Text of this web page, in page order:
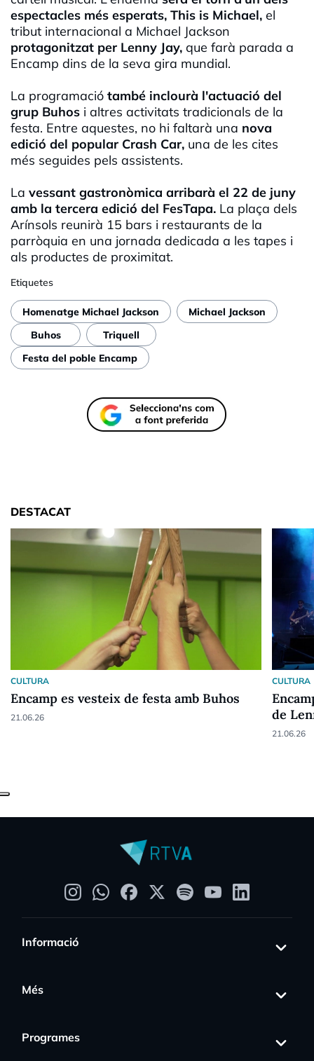
espectacles més esperats, This is Michael, el
tribut internacional a Michael Jackson
protagonitzat per Lenny Jay, que farà parada a
Encamp dins de la seva gira mundial.
La programació també inclourà l'actuació del
grup Buhos i altres activitats tradicionals de la
festa. Entre aquestes, no hi faltarà una nova
edició del popular Crash Car, una de les cites
més seguides pels assistents.
La vessant gastronòmica arribarà el 22 de juny
amb la tercera edició del FesTapa. La plaça dels
Arínsols reunirà 15 bars i restaurants de la
parròquia en una jornada dedicada a les tapes i
als productes de proximitat.
Etiquetes
Homenatge Michael Jackson
Michael Jackson
Buhos
Triquell
Festa del poble Encamp
DESTACAT
CULTURA
Encamp es vesteix de festa amb Buhos
21.06.26
CULTURA
de
21.06.26
Informació
Més
Programes